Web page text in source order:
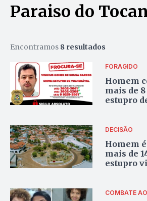
Paraiso do
Encontramos 8 resultados
FORAGIDO
Homem
mais de
estupro
Civil
DECISÃO
Homem
mais de
estupro
COMBATE